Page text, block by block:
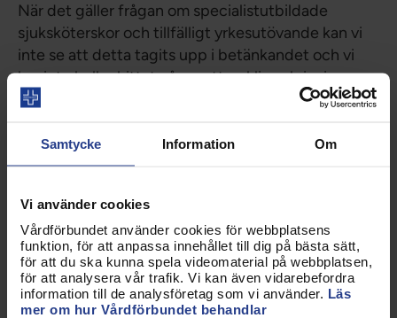
Samtycke Information Om
Vi använder cookies
Vårdförbundet använder cookies för webbplatsens
funktion, för att anpassa innehållet till dig på bästa sätt,
för att du ska kunna spela videomaterial på webbplatsen,
för att analysera vår trafik. Vi kan även vidarebefordra
information till de analysföretag som vi använder. Läs
mer om hur Vårdförbundet behandlar
När det gäller frågan om specialistutbildade
sjuksköterskor och tillfälligt yrkesutövande kan vi
inte se att detta tagits upp i betänkandet och vi
har inte heller hittat några uttryckliga skrivningar
om detta i Yrkeskvalifikationsdirektivet.
anser vi att den ordning som gäller idag bör
fortsätta gälla, dvs. att Socialstyrelsen beslutar
specialistsjuksköterska.
När det gäller ”tillfälligt” bör denna tid vara
begränsad och inte överstiga tre månader. Man ska
inte kunna ”stapla” flera perioder med tillfälligt
yrkesutövande på varandra, för att kunna komma